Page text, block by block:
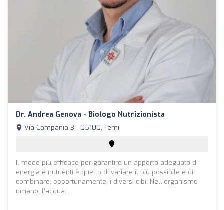
Dr. Andrea Genova - Biologo Nutrizionista
Via Campania 3 - 05100, Terni
Il modo più efficace per garantire un apporto adeguato di
energia e nutrienti è quello di variare il più possibile e di
combinare, opportunamente, i diversi cibi. Nell’organismo
umano, l’acqua...